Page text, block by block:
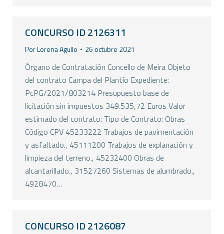
CONCURSO ID 2126311
PorLorena Agullo 26 octubre 2021
Órgano de Contratación Concello de Meira Objeto
del contrato Campa del Plantío Expediente:
PcPG/2021/803214 Presupuesto base de
licitación sin impuestos 349.535,72 Euros Valor
estimado del contrato: Tipo de Contrato: Obras
Código CPV 45233222 Trabajos de pavimentación
y asfaltado., 45111200 Trabajos de explanación y
limpieza del terreno., 45232400 Obras de
alcantarillado., 31527260 Sistemas de alumbrado.,
4928470…
CONCURSO ID 2126087